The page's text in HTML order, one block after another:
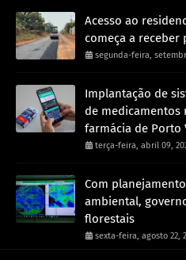
Acesso ao
começa a receber
segunda-feira,
Implantação de
de medicamentos
farmácia de Porto
terça-feira, abril 09,
Com
ambiental,
florestais
sexta-feira, agosto 22,